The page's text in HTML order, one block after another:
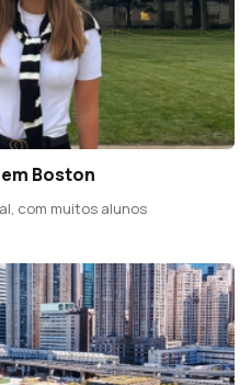
Boston
com muitos alunos